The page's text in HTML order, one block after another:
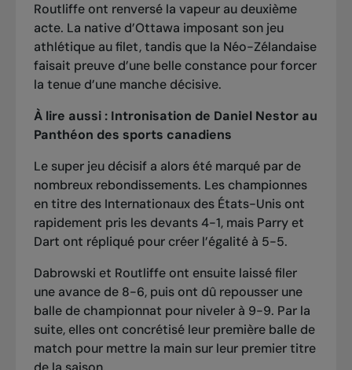
Routliffe ont renversé la vapeur au deuxième
acte. La native d’Ottawa imposant son jeu
athlétique au filet, tandis que la Néo-Zélandaise
faisait preuve d’une belle constance pour forcer
la tenue d’une manche décisive.
À lire aussi : Intronisation de Daniel Nestor au
Panthéon des sports canadiens
Le super jeu décisif a alors été marqué par de
nombreux rebondissements. Les championnes
en titre des Internationaux des États-Unis ont
rapidement pris les devants 4-1, mais Parry et
Dart ont répliqué pour créer l’égalité à 5-5.
Dabrowski et Routliffe ont ensuite laissé filer
une avance de 8-6, puis ont dû repousser une
balle de championnat pour niveler à 9-9. Par la
suite, elles ont concrétisé leur première balle de
match pour mettre la main sur leur premier titre